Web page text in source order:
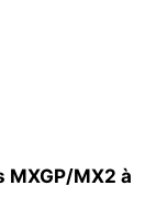
MXGP/MX2 à